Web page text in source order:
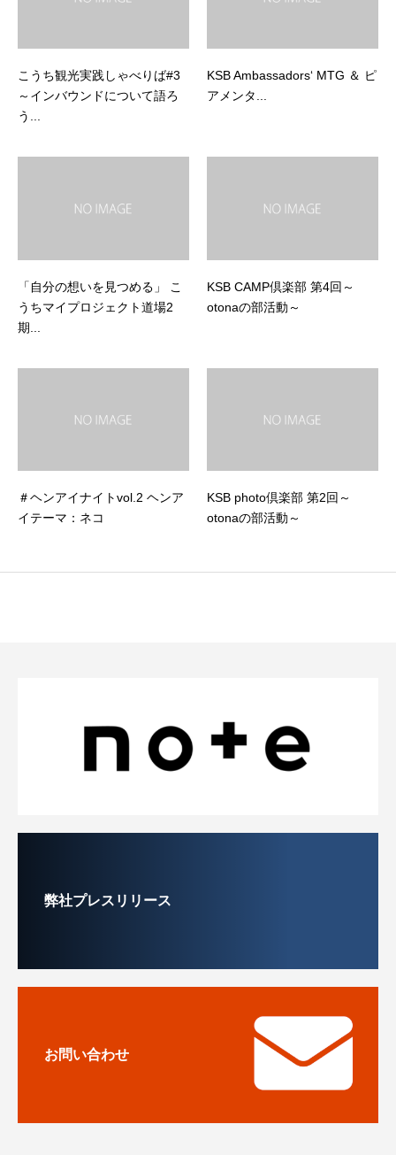
こうち観光実践しゃべりば#3
～インバウンドについて語ろ
う...
KSB Ambassadors‘ MTG ＆ ピ
アメンタ...
「自分の想いを見つめる」 こ
うちマイプロジェクト道場2
期...
KSB CAMP倶楽部 第4回～
otonaの部活動～
＃ヘンアイナイトvol.2 ヘンア
イテーマ：ネコ
KSB photo倶楽部 第2回～
otonaの部活動～
弊社プレスリリース
お問い合わせ